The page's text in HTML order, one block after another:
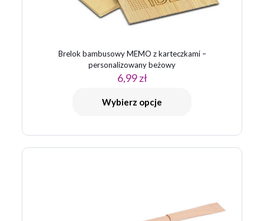
Brelok bambusowy MEMO z karteczkami –
personalizowany beżowy
6,99zł
Wybierz opcje